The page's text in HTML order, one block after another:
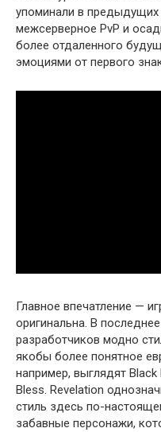
упоминали в
межсерверное PvP и
более отдаленного
эмоциями от первого
Главное впечатление —
оригинальна. В
разработчиков модно
якобы более понятное
например, выглядят
Bless. Revelation
стиль здесь по-
забавные персонажи,